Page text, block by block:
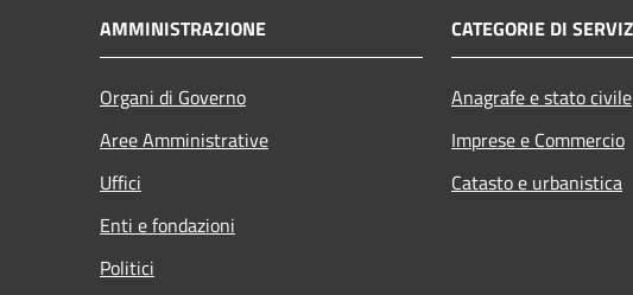
AMMINISTRAZIONE
Organi di Governo
Aree Amministrative
Uffici
Enti e fondazioni
Politici
CATEGORIE DI
Anagrafe e stato civile
Imprese e Commercio
Catasto e urbanistica